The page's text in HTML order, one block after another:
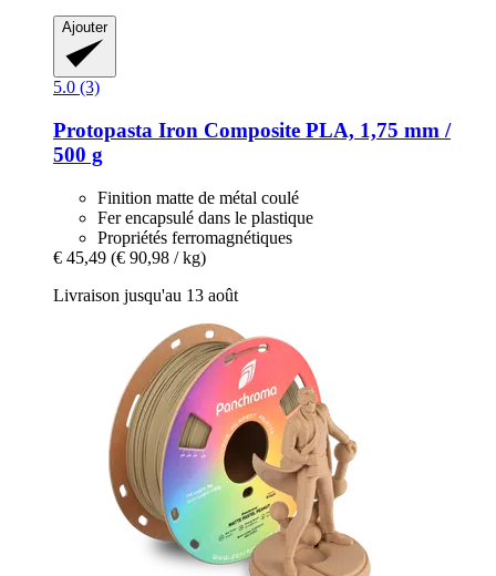
Ajouter
5.0 (3)
Protopasta Iron Composite PLA, 1,75 mm /
500 g
Finition matte de métal coulé
Fer encapsulé dans le plastique
Propriétés ferromagnétiques
€ 45,49 (€ 90,98 / kg)
Livraison jusqu'au 13 août